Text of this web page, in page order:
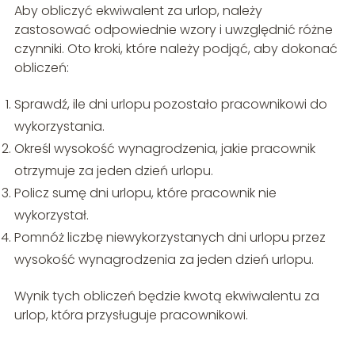
Aby obliczyć ekwiwalent za urlop, należy
zastosować odpowiednie wzory i uwzględnić różne
czynniki. Oto kroki, które należy podjąć, aby dokonać
obliczeń:
Sprawdź, ile dni urlopu pozostało pracownikowi do
wykorzystania.
Określ wysokość wynagrodzenia, jakie pracownik
otrzymuje za jeden dzień urlopu.
Policz sumę dni urlopu, które pracownik nie
wykorzystał.
Pomnóż liczbę niewykorzystanych dni urlopu przez
wysokość wynagrodzenia za jeden dzień urlopu.
Wynik tych obliczeń będzie kwotą ekwiwalentu za
urlop, która przysługuje pracownikowi.